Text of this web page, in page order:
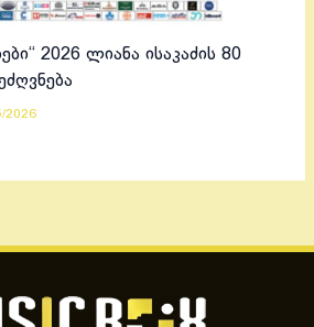
2026 ლიანა ისაკაძის 80
2026